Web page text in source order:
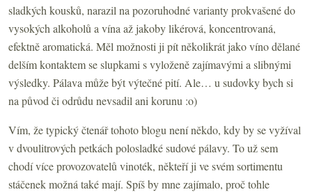
sladkých kousků, narazil na pozoruhodné varianty prokvašené do
vysokých alkoholů a vína až jakoby likérová, koncentrovaná,
efektně aromatická. Měl možnosti ji pít několikrát jako víno dělané
delším kontaktem se slupkami s vyloženě zajímavými a slibnými
výsledky. Pálava může být výtečné pití. Ale… u sudovky bych si
na původ či odrůdu nevsadil ani korunu :o)
Vím, že typický čtenář tohoto blogu není někdo, kdy by se vyžíval
v dvoulitrových petkách polosladké sudové pálavy. To už sem
chodí více provozovatelů vinoték, někteří ji ve svém sortimentu
stáčenek možná také mají. Spíš by mne zajímalo, proč tohle